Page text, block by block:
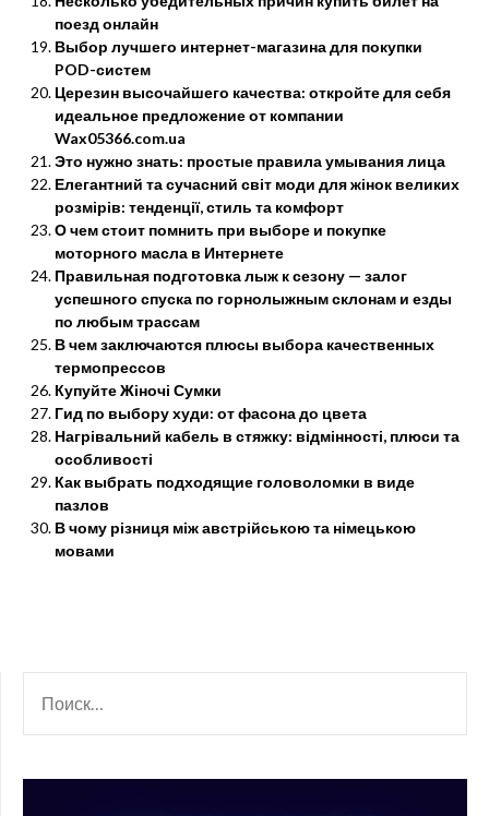
поезд онлайн
Выбор лучшего интернет-магазина для покупки
POD-систем
Церезин высочайшего качества: откройте для себя
идеальное предложение от компании
Wax05366.com.ua
Это нужно знать: простые правила умывания лица
Елегантний та сучасний світ моди для жінок великих
розмірів: тенденції, стиль та комфорт
О чем стоит помнить при выборе и покупке
моторного масла в Интернете
Правильная подготовка лыж к сезону — залог
успешного спуска по горнолыжным склонам и езды
по любым трассам
В чем заключаются плюсы выбора качественных
термопрессов
Купуйте Жіночі Сумки
Гид по выбору худи: от фасона до цвета
Нагрівальний кабель в стяжку: відмінності, плюси та
особливості
Как выбрать подходящие головоломки в виде
пазлов
В чому різниця між австрійською та німецькою
мовами